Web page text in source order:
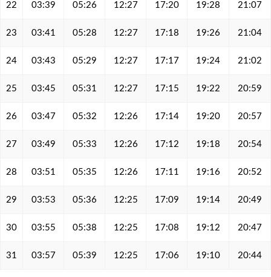
22 03:39 05:26 12:27 17:20 19:28 21:07
23 03:41 05:28 12:27 17:18 19:26 21:04
24 03:43 05:29 12:27 17:17 19:24 21:02
25 03:45 05:31 12:27 17:15 19:22 20:59
26 03:47 05:32 12:26 17:14 19:20 20:57
27 03:49 05:33 12:26 17:12 19:18 20:54
28 03:51 05:35 12:26 17:11 19:16 20:52
29 03:53 05:36 12:25 17:09 19:14 20:49
30 03:55 05:38 12:25 17:08 19:12 20:47
31 03:57 05:39 12:25 17:06 19:10 20:44